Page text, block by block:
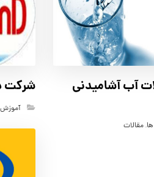
آب آشامیدنی
,مقالات
شرکت